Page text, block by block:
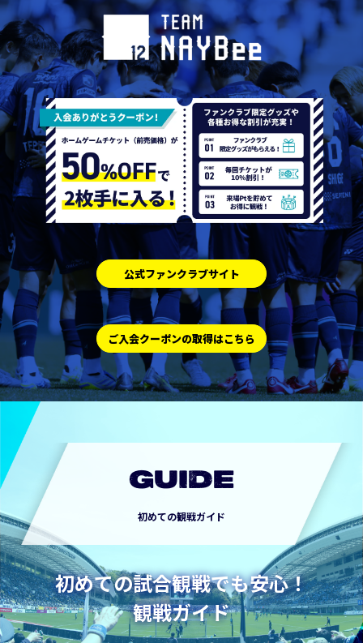
公式ファンクラブサイト
ご入会クーポンの取得はこちら
GUIDE
初めての観戦ガイド
初めての試合観戦でも安心！
観戦ガイド